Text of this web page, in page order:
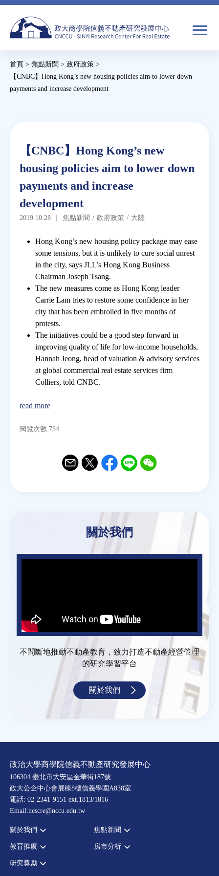
Jump
navigation
搜
尋
搜
尋
教育推廣
房市分析
研究獎勵
房地產年鑑
電子報
相關連結
訂閱電子報
您
在
首頁 > 焦點新聞 > 政府政策 >
【CNBC】Hong Kong’s new housing policies aim to lower down
payments and increase development
Back
top
【CNBC】Hong Kong’s new
housing policies aim to lower down
payments and increase
development
2019.10.28 ｜ 焦點新聞 / 政府政策 / 大陸
Hong Kong’s new housing policy package may ease
some tensions, but it is unlikely to cure social unrest
in the city, says JLL’s Hong Kong Business
Chairman Joseph Tsang.
The new measures come as Hong Kong leader
Carrie Lam tries to restore some confidence in her
city that has been embroiled in five months of
protests.
The initiatives could be a good step forward in
improving quality of life for low-income households,
Hannah Jeong, head of valuation & advisory services
at global commercial real estate services firm
Colliers, told CNBC.
read more
閱覽次數 734
關於我們
不間斷地推動不動產教育，致力打造不動產經營管理
的研究學習平台
關於我們
政治大學商學院信義不動產研究發展中心
106304 臺北市大安區金華街187號
政大公企中心會展棟8樓信義學園A838室
電話: 02-2341-9151 ext.1813/1816
Email:ncscre@nccu.edu.tw
關於我們
宗旨願景
設置辦法
焦點新聞
全部新聞
教育推廣
全部活動
房市分析
研究獎勵